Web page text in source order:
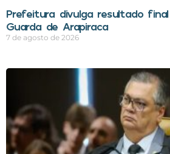
Prefeitura divulga resultado
Guarda de Arapiraca
7 de agosto de 2026